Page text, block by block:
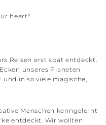
heart"
Reisen erst spät entdeckt.
unseres Planeten
in so viele magische,
Menschen kenngelernt
entdeckt. Wir wollten